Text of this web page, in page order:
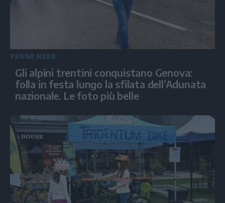
PENNE NERE
Gli alpini trentini conquistano Genova:
folla in festa lungo la sfilata dell’Adunata
nazionale. Le foto più belle